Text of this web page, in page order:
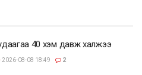
40 хэм давж халжээ
2026-08-08 18:49 2